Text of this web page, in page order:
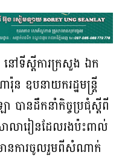
នៅទីស្តីការក្រសួង ឯក
ឧបនាយករដ្ឋមន្ត្រី
បានដឹកនាំកិច្ចប្រជុំស្តីពី
ាលារៀនដែលរងប៉ះពាល់
ានការចូលរួមពីសំណាក់